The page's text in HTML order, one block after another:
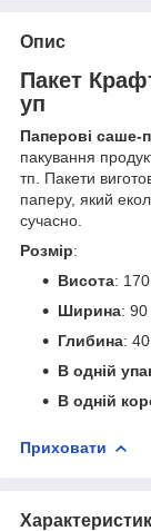
Опис
Пакет
уп
Паперові саше-
пакування
тп. Пакети
паперу, який
сучасно.
Розмір:
Висота:
Ширина:
Глибина:
В одній
В одній
Приховати